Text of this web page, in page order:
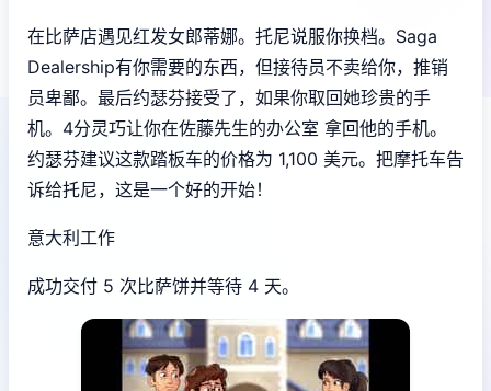
在比萨店遇见红发女郎蒂娜。托尼说服你换档。Saga
Dealership有你需要的东西，但接待员不卖给你，推销
员卑鄙。最后约瑟芬接受了，如果你取回她珍贵的手
机。4分灵巧让你在佐藤先生的办公室 拿回他的手机。
约瑟芬建议这款踏板车的价格为 1,100 美元。把摩托车告
诉给托尼，这是一个好的开始！
意大利工作
成功交付 5 次比萨饼并等待 4 天。